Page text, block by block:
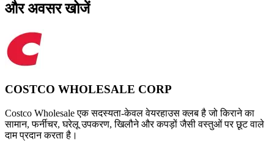
और अवसर खोजें
COSTCO WHOLESALE CORP
Costco Wholesale एक सदस्यता-केवल वेयरहाउस क्लब है जो किराने का
सामान, फर्नीचर, घरेलू उपकरण, खिलौने और कपड़ों जैसी वस्तुओं पर छूट वाले
दाम प्रदान करता है।